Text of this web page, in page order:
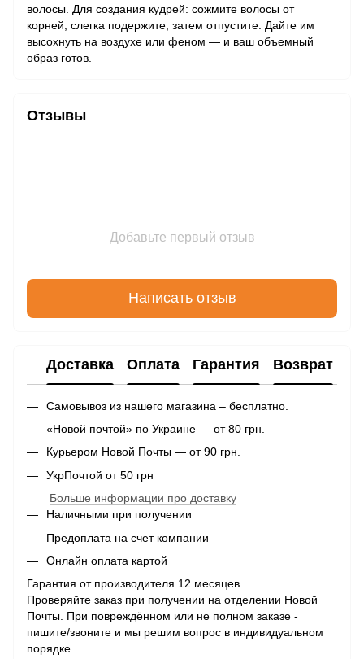
волосы. Для создания кудрей: сожмите волосы от
корней, слегка подержите, затем отпустите. Дайте им
высохнуть на воздухе или феном — и ваш объемный
образ готов.
Отзывы
Добавьте первый отзыв
Написать отзыв
Доставка Оплата Гарантия Возврат
Самовывоз из нашего магазина – бесплатно.
«Новой почтой» по Украине — от 80 грн.
Курьером Новой Почты — от 90 грн.
УкрПочтой от 50 грн
Больше информации про доставку
Наличными при получении
Предоплата на счет компании
Онлайн оплата картой
Гарантия от производителя 12 месяцев
Проверяйте заказ при получении на отделении Новой
Почты. При повреждённом или не полном заказе -
пишите/звоните и мы решим вопрос в индивидуальном
порядке.